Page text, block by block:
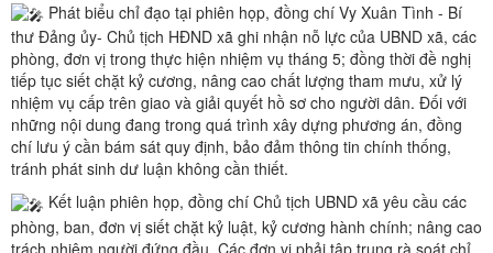
Phát biểu chỉ đạo tại phiên họp, đồng chí Vy Xuân Tình - Bí
thư Đảng ủy- Chủ tịch HĐND xã ghi nhận nỗ lực của UBND xã, các
phòng, đơn vị trong thực hiện nhiệm vụ tháng 5; đồng thời đề nghị
tiếp tục siết chặt kỷ cương, nâng cao chất lượng tham mưu, xử lý
nhiệm vụ cấp trên giao và giải quyết hồ sơ cho người dân. Đối với
những nội dung đang trong quá trình xây dựng phương án, đồng
chí lưu ý cần bám sát quy định, bảo đảm thông tin chính thống,
tránh phát sinh dư luận không cần thiết.
Kết luận phiên họp, đồng chí Chủ tịch UBND xã yêu cầu các
phòng, ban, đơn vị siết chặt kỷ luật, kỷ cương hành chính; nâng cao
trách nhiệm người đứng đầu. Các đơn vị phải tập trung rà soát chỉ